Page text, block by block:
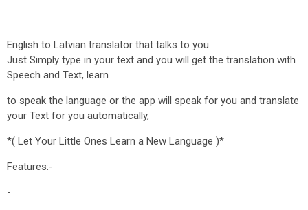
English to Latvian translator that talks to you.
Just Simply type in your text and you will get the translation with
Speech and Text, learn
to speak the language or the app will speak for you and translate
your Text for you automatically,
*( Let Your Little Ones Learn a New Language )*
Features:-
-